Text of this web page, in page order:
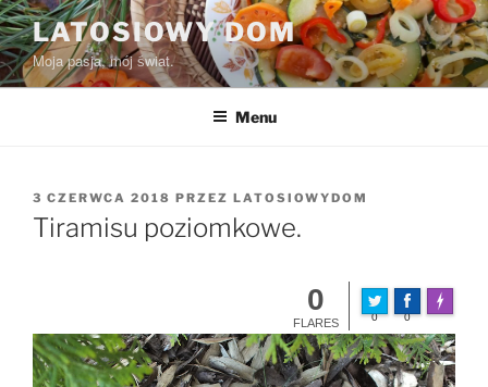
Przejdź
do
treści
LATOSIOWY DOM
Moja pasja, mój świat.
Menu
OPUBLIKOWANE
W
3 CZERWCA 2018 PRZEZ LATOSIOWYDOM
Tiramisu poziomkowe.
0
FLARES 0 0
Made with